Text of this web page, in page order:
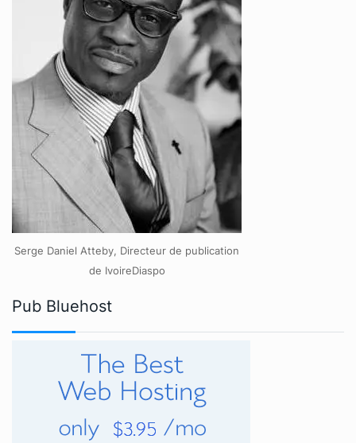
Serge Daniel Atteby, Directeur de publication
de IvoireDiaspo
Pub Bluehost